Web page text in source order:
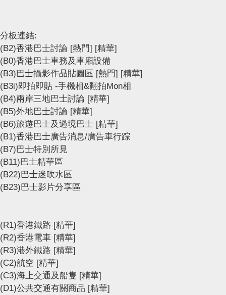
分板連結:
(B2)香港巴士討論 [熱門] [精華]
(B0)香港巴士車務及車廂設備
(B3)巴士攝影作品貼圖區 [熱門] [精華]
(B3i)即拍即貼 -手機相&翻拍Mon相
(B4)兩岸三地巴士討論 [精華]
(B5)外地巴士討論 [精華]
(B6)旅遊巴士及過境巴士 [精華]
(B1)香港巴士廣告消息/廣告車行踪
(B7)巴士特別所見
(B11)巴士精華區
(B22)巴士迷吹水區
(B23)巴士影片分享區
(R1)香港鐵路 [精華]
(R2)香港電車 [精華]
(R3)港外鐵路 [精華]
(C2)航空 [精華]
(C3)海上交通及船隻 [精華]
(D1)公共交通有關商品 [精華]